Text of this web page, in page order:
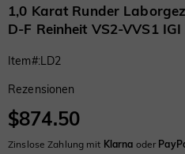
1,0 Karat Runder
D-F Reinheit VS2-VVS1
Item#:LD2
Rezensionen
$874.50
Zinslose Zahlung mit Klarna oder